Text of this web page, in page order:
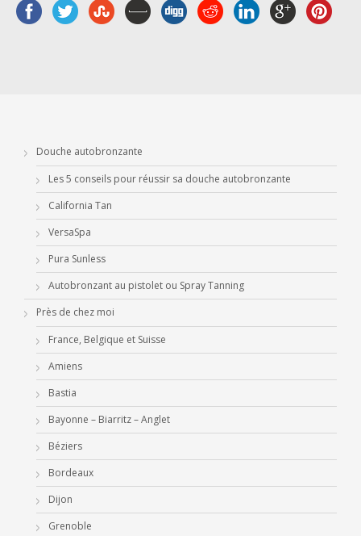
Douche autobronzante
Les 5 conseils pour réussir sa douche autobronzante
California Tan
VersaSpa
Pura Sunless
Autobronzant au pistolet ou Spray Tanning
Près de chez moi
France, Belgique et Suisse
Amiens
Bastia
Bayonne – Biarritz – Anglet
Béziers
Bordeaux
Dijon
Grenoble